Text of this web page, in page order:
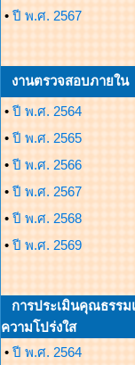
• ปี พ.ศ. 2567
งานตรวจสอบภายใน
• ปี พ.ศ. 2564
• ปี พ.ศ. 2565
• ปี พ.ศ. 2566
• ปี พ.ศ. 2567
• ปี พ.ศ. 2568
• ปี พ.ศ. 2569
การประเมินคุณธรรม
ความโปร่งใส
• ปี พ.ศ. 2564